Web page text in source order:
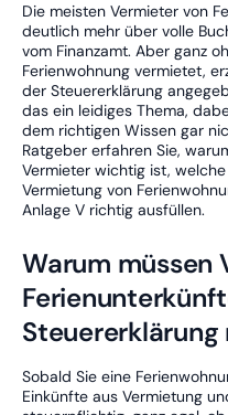
Die meisten Vermieter von
deutlich mehr über volle
vom Finanzamt. Aber ganz
Ferienwohnung vermietet,
der Steuererklärung
das ein leidiges Thema,
dem richtigen Wissen gar
Ratgeber erfahren Sie,
Vermieter wichtig ist,
Vermietung von
Anlage V richtig ausfüllen.
Warum müssen
Steuererklärung
Sobald Sie eine
Einkünfte aus Vermietung